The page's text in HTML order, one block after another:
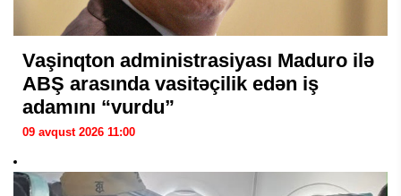
Vaşinqton administrasiyası Maduro ilə
ABŞ arasında vasitəçilik edən iş
adamını “vurdu”
09 avqust 2026 11:00